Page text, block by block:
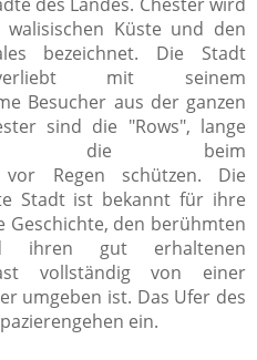
Küste und den
bezeichnet. Die Stadt
mit seinem
Besucher aus der ganzen
sind die "Rows", lange
die beim
vor Regen schützen. Die
Stadt ist bekannt für ihre
Geschichte, den berühmten
ihren gut erhaltenen
vollständig von einer
umgeben ist. Das Ufer des
ein.